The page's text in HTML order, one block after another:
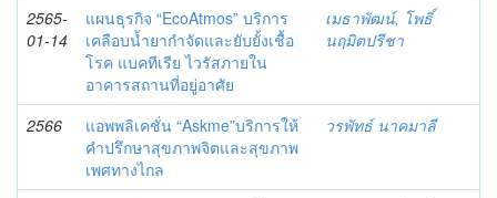
2565-
01-14
แผนธุรกิจ “EcoAtmos” บริการ
เคลือบน้ำยากำจัดและยับยั้งเชื้อ
โรค แบคทีเรีย ไวรัสภายใน
อาคารสถานที่อยู่อาศัย
เมธาพัฒน์, โพธิ์
นฤมิตปรีชา
2566
แอพพลิเคชั่น “Askme”บริการให้
คำปรึกษาสุขภาพจิตและสุขภาพ
เพศทางไกล
วรพัทธ์ นาคมาลี